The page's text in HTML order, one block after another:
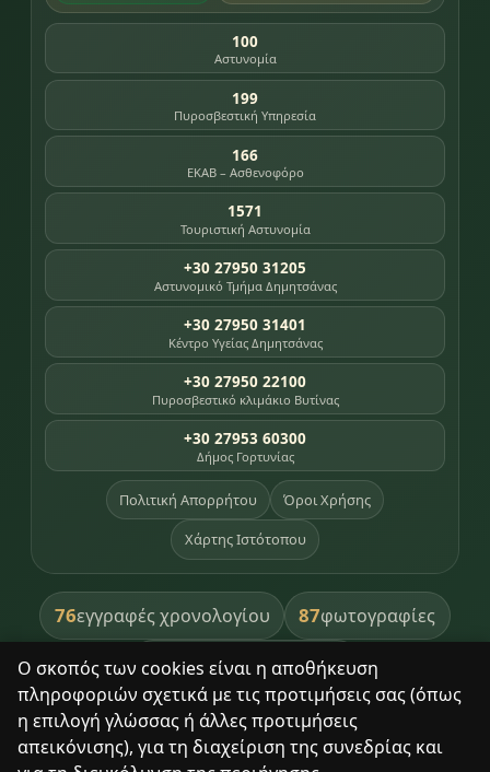
Ο σκοπός των cookies είναι η αποθήκευση
πληροφοριών σχετικά με τις προτιμήσεις σας (όπως
η επιλογή γλώσσας ή άλλες προτιμήσεις
απεικόνισης), για τη διαχείριση της συνεδρίας και
100
Αστυνομία
199
Πυροσβεστική Υπηρεσία
166
ΕΚΑΒ – Ασθενοφόρο
1571
Τουριστική Αστυνομία
+30 27950 31205
Αστυνομικό Τμήμα Δημητσάνας
+30 27950 31401
Κέντρο Υγείας Δημητσάνας
+30 27950 22100
Πυροσβεστικό κλιμάκιο Βυτίνας
+30 27953 60300
Δήμος Γορτυνίας
Πολιτική Απορρήτου Όροι Χρήσης
Χάρτης Ιστότοπου
76εγγραφές χρονολογίου 87φωτογραφίες
391βιβλία βιβλιοθήκης
8σημεία κληρονομιάς